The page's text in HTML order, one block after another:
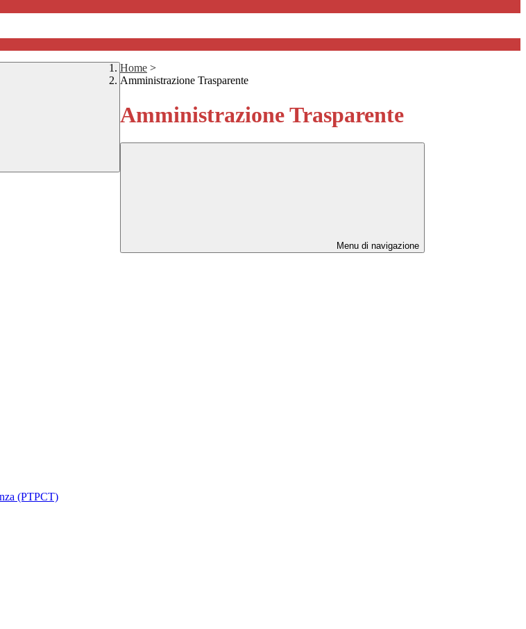
Home >
Amministrazione Trasparente
Amministrazione Trasparente
Menu di navigazione
(PTPCT)